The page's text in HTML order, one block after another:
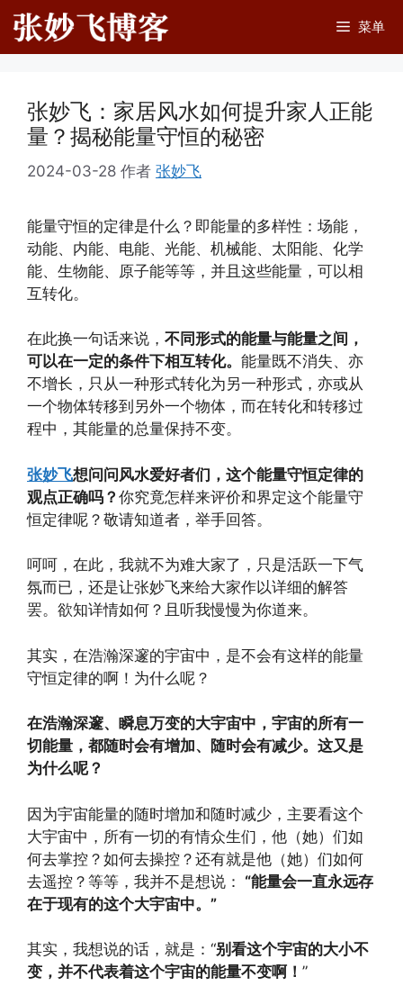
跳
至
内
菜单
张妙飞：家居风水如何提升家人正能
量？揭秘能量守恒的秘密
2024-03-28 作者 张妙飞
能量守恒的定律是什么？即能量的多样性：场能，
动能、内能、电能、光能、机械能、太阳能、化学
能、生物能、原子能等等，并且这些能量，可以相
互转化。
在此换一句话来说， 不同形式的能量与能量之间，
可以在一定的条件下相互转化。 能量既不消失、亦
不增长，只从一种形式转化为另一种形式，亦或从
一个物体转移到另外一个物体，而在转化和转移过
程中，其能量的总量保持不变。
张妙飞想问问风水爱好者们，这个能量守恒定律的
观点正确吗？ 你究竟怎样来评价和界定这个能量守
恒定律呢？敬请知道者，举手回答。
呵呵，在此，我就不为难大家了，只是活跃一下气
氛而已，还是让张妙飞来给大家作以详细的解答
罢。欲知详情如何？且听我慢慢为你道来。
其实，在浩瀚深邃的宇宙中，是不会有这样的能量
守恒定律的啊！为什么呢？
在浩瀚深邃、瞬息万变的大宇宙中，宇宙的所有一
切能量，都随时会有增加、随时会有减少。这又是
为什么呢？
因为宇宙能量的随时增加和随时减少，主要看这个
大宇宙中，所有一切的有情众生们，他（她）们如
何去掌控？如何去操控？还有就是他（她）们如何
去遥控？等等，我并不是想说： “能量会一直永远存
在于现有的这个大宇宙中。”
其实，我想说的话，就是：“别看这个宇宙的大小不
变，并不代表着这个宇宙的能量不变啊！ ”